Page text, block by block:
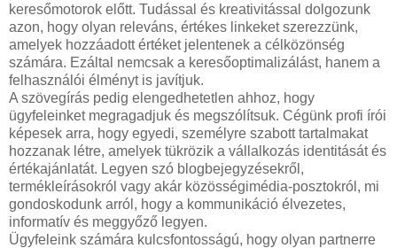
keresőmotorok előtt. Tudással és kreativitással dolgozunk
azon, hogy olyan releváns, értékes linkeket szerezzünk,
amelyek hozzáadott értéket jelentenek a célközönség
számára. Ezáltal nemcsak a keresőoptimalizálást, hanem a
felhasználói élményt is javítjuk.
A szövegírás pedig elengedhetetlen ahhoz, hogy
ügyfeleinket megragadjuk és megszólítsuk. Cégünk profi írói
képesek arra, hogy egyedi, személyre szabott tartalmakat
hozzanak létre, amelyek tükrözik a vállalkozás identitását és
értékajánlatát. Legyen szó blogbejegyzésekről,
termékleírásokról vagy akár közösségimédia-posztokról, mi
gondoskodunk arról, hogy a kommunikáció élvezetes,
informatív és meggyőző legyen.
Ügyfeleink számára kulcsfontosságú, hogy olyan partnerre